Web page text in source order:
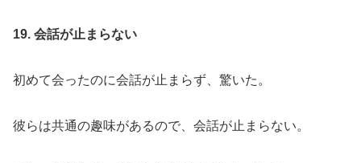
19. 会話が止まらない
初めて会ったのに会話が止まらず、驚いた。
彼らは共通の趣味があるので、会話が止まらない。